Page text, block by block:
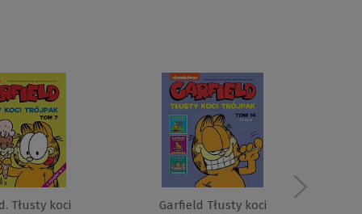
Tłusty koci
Garfield Tłusty koci